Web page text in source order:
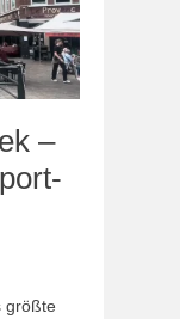
–
größte